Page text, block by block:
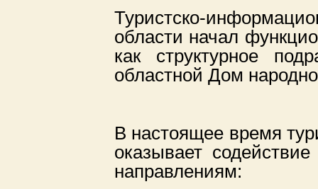
Туристско-
области начал
как структурное
областной Дом
В настоящее время
оказывает
направлениям: